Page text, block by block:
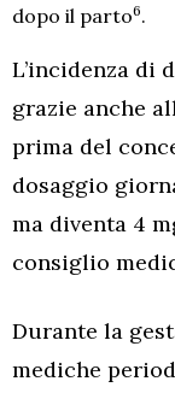
dopo il parto6.
L’incidenza di
grazie anche
prima del
dosaggio
ma diventa 4
consiglio
Durante la
mediche